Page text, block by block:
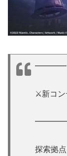
━━━━
⚔️新コン
探索拠